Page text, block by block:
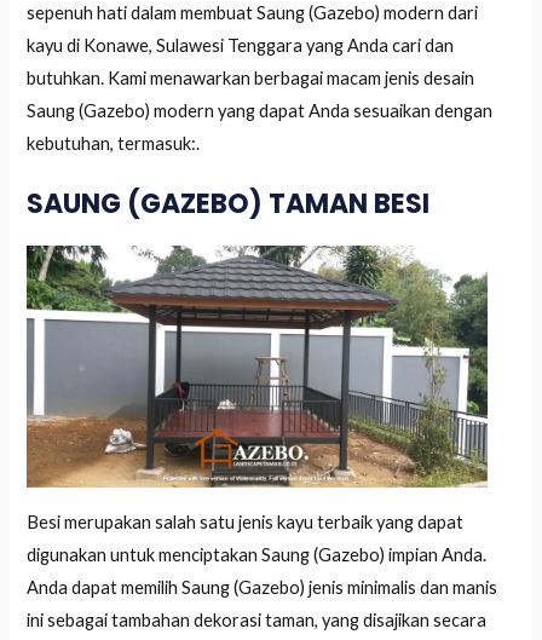
sepenuh hati dalam membuat Saung (Gazebo) modern dari
kayu di Konawe, Sulawesi Tenggara yang Anda cari dan
butuhkan. Kami menawarkan berbagai macam jenis desain
Saung (Gazebo) modern yang dapat Anda sesuaikan dengan
kebutuhan, termasuk:.
SAUNG (GAZEBO) TAMAN BESI
Besi merupakan salah satu jenis kayu terbaik yang dapat
digunakan untuk menciptakan Saung (Gazebo) impian Anda.
Anda dapat memilih Saung (Gazebo) jenis minimalis dan manis
ini sebagai tambahan dekorasi taman, yang disajikan secara